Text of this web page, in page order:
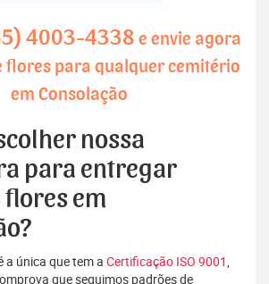
4003-4338 e envie agora
flores para qualquer cemitério
em Consolação
nossa
para entregar
flores em
a única que tem a Certificação ISO 9001,
que seguimos padrões de